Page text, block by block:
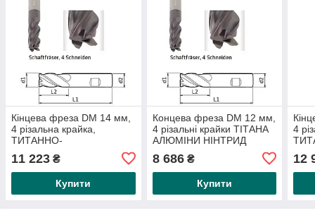
Кінцева фреза DM 14 мм,
4 різальна крайка,
ТИТАННО-
формувальний матеріал,
міцність на розрив
11 223 ₴
Купити
Концева фреза DM 12 мм,
4 різальні крайки ТІТАНА
АЛЮМІНИ НІНТРИД
формовкові матеріали до
1200 Н/мм2 міцність
8 686₴
Купити
4
12